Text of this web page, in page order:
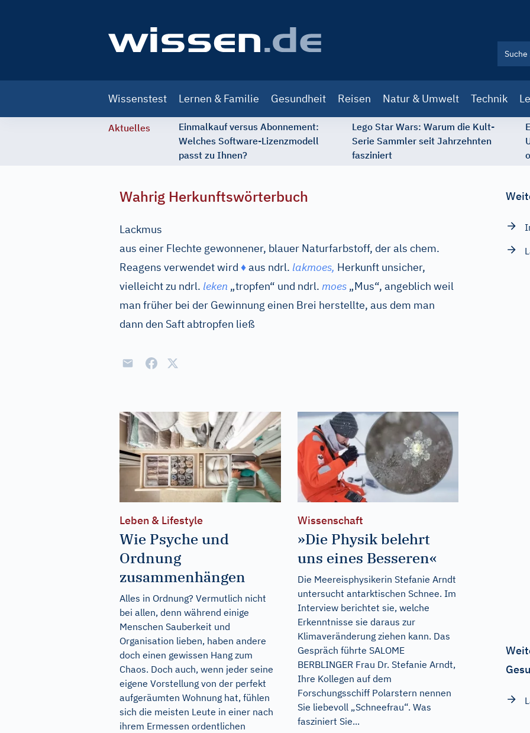
navigation
Wissenstest Lernen & Familie Gesundheit Reisen Natur & Umwelt Technik
Aktuelles
Einmalkauf versus Abonnement:
Welches Software-Lizenzmodell
passt zu Ihnen?
Lego Star Wars: Warum die Kult-
Serie Sammler seit Jahrzehnten
fasziniert
Wahrig Herkunftswörterbuch
Lackmus
aus einer Flechte gewonnener, blauer Naturfarbstoff, der als chem.
Reagens verwendet wird ♦aus ndrl. lakmoes, Herkunft unsicher,
vielleicht zu ndrl. leken „tropfen“ und ndrl. moes „Mus“, angeblich weil
man früher bei der Gewinnung einen Brei herstellte, aus dem man
dann den Saft abtropfen ließ
Leben & Lifestyle
Wie Psyche und
Ordnung
zusammenhängen
Alles in Ordnung? Vermutlich nicht
bei allen, denn während einige
Menschen Sauberkeit und
Organisation lieben, haben andere
doch einen gewissen Hang zum
Chaos. Doch auch, wenn jeder seine
eigene Vorstellung von der perfekt
aufgeräumten Wohnung hat, fühlen
sich die meisten Leute in einer nach
ihrem Ermessen ordentlichen
Wissenschaft
»Die Physik belehrt
uns eines Besseren«
Die Meereisphysikerin Stefanie Arndt
untersucht antarktischen Schnee. Im
Interview berichtet sie, welche
Erkenntnisse sie daraus zur
Klimaveränderung ziehen kann. Das
Gespräch führte SALOME
BERBLINGER Frau Dr. Stefanie Arndt,
Ihre Kollegen auf dem
Forschungsschiff Polarstern nennen
Sie liebevoll „Schneefrau“. Was
fasziniert Sie...